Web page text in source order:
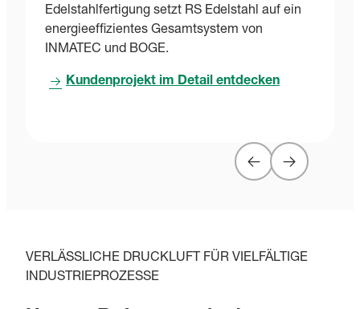
Edelstahlfertigung setzt RS Edelstahl auf ein
energieeffizientes Gesamtsystem von
INMATEC und BOGE.
Kundenprojekt im Detail entdecken
VERLÄSSLICHE DRUCKLUFT FÜR VIELFÄLTIGE
INDUSTRIEPROZESSE